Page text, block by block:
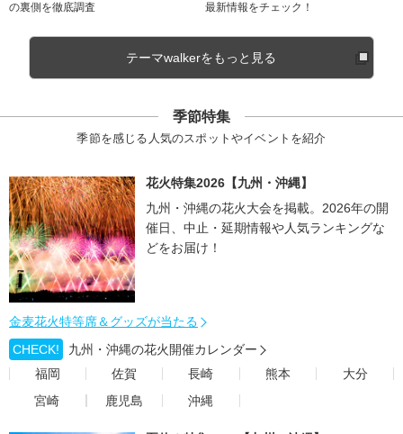
の裏側を徹底調査
最新情報をチェック！
テーマwalkerをもっと見る
季節特集
季節を感じる人気のスポットやイベントを紹介
花火特集2026【九州・沖縄】
九州・沖縄の花火大会を掲載。2026年の開
催日、中止・延期情報や人気ランキングな
どをお届け！
金麦花火特等席＆グッズが当たる
CHECK!
九州・沖縄の花火開催カレンダー
福岡
佐賀 長崎 熊本
大分
宮崎
鹿児島 沖縄